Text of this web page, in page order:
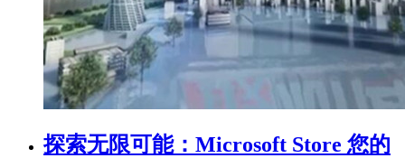
探索无限可能：Microsoft Store 您的